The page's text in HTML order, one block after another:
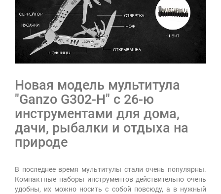
Новая модель мультитула
"Ganzo G302-Н" с 26-ю
инструментами для дома,
дачи, рыбалки и отдыха на
природе
В последнее время мультитулы стали очень популярны.
Компактные наборы инструментов действительно очень
удобны, их можно носить с собой повсюду, а в нужный